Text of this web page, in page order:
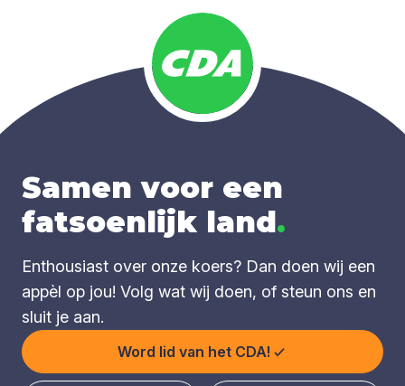
Samen voor een
fatsoenlijk land.
Enthousiast over onze koers? Dan doen wij een
appèl op jou! Volg wat wij doen, of steun ons en
sluit je aan.
Word lid van het CDA!